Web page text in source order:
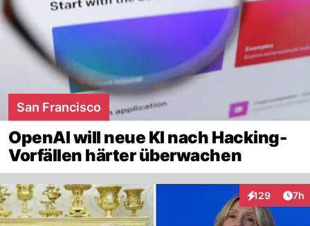
San Francisco
OpenAI will neue KI nach Hacking-
Vorfällen härter überwachen
129
Interaktionen
7h